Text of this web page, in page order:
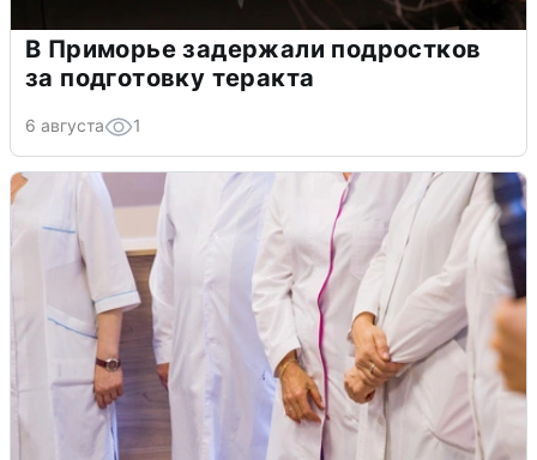
В Приморье задержали подростков
за подготовку теракта
6 августа 1